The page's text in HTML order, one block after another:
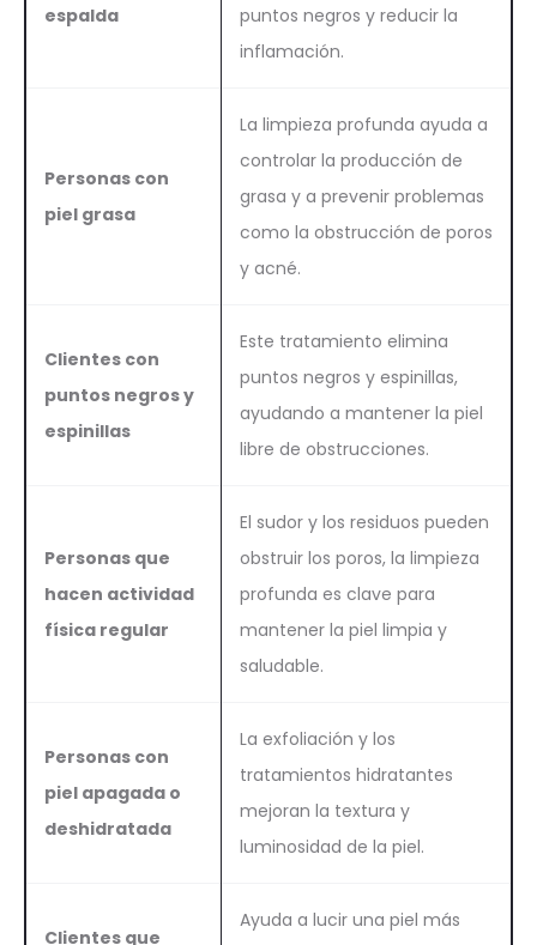
espalda
puntos negros y reducir la
inflamación.
Personas con
piel grasa
La limpieza profunda ayuda a
controlar la producción de
grasa y a prevenir problemas
como la obstrucción de poros
y acné.
Clientes con
puntos negros y
espinillas
Este tratamiento elimina
puntos negros y espinillas,
ayudando a mantener la piel
libre de obstrucciones.
Personas que
hacen actividad
física regular
El sudor y los residuos pueden
obstruir los poros, la limpieza
profunda es clave para
mantener la piel limpia y
saludable.
Personas con
piel apagada o
deshidratada
La exfoliación y los
tratamientos hidratantes
mejoran la textura y
luminosidad de la piel.
Clientes que
Ayuda a lucir una piel más